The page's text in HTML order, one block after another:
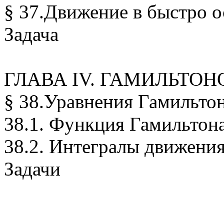
§ 37.Движение в быстро
Задача
ГЛАВА IV.
§ 38.Уравнения
38.1. Функция
38.2. Интегралы
Задачи